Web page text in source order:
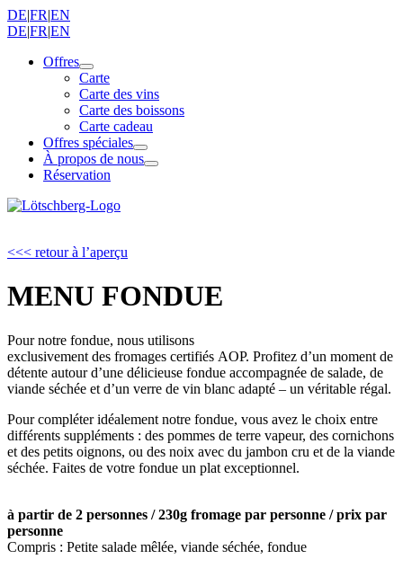
DE|FR|EN
DE|FR|EN
Offres
Carte
Carte des vins
Carte des boissons
Carte cadeau
Offres spéciales
À propos de nous
Réservation
<<< retour à l’aperçu
MENU FONDUE
Pour notre fondue, nous utilisons
exclusivement des fromages certifiés AOP. Profitez d’un moment de
détente autour d’une délicieuse fondue accompagnée de salade, de
viande séchée et d’un verre de vin blanc adapté – un véritable régal.
Pour compléter idéalement notre fondue, vous avez le choix entre
différents suppléments : des pommes de terre vapeur, des cornichons
et des petits oignons, ou des noix avec du jambon cru et de la viande
séchée. Faites de votre fondue un plat exceptionnel.
à partir de 2 personnes / 230g fromage par personne / prix par
personne
Compris : Petite salade mêlée, viande séchée, fondue